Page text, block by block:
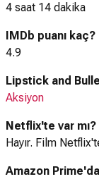
4 saat 14 dakika
IMDb puanı kaç?
4.9
Lipstick and
Aksiyon
Netflix'te var mı?
Hayır. Film
Amazon